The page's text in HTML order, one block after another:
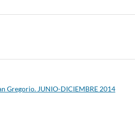
Gregorio. JUNIO-DICIEMBRE 2014